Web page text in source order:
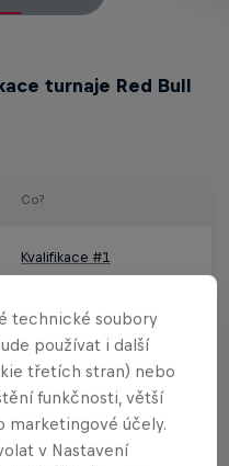
turnaje Red Bull
Co?
Kvalifikace #1
Kvalifikace #2
Kvalifikace #4
technické soubory
používat i další
třetích stran) nebo
funkčnosti, větší
marketingové účely.
v Nastavení